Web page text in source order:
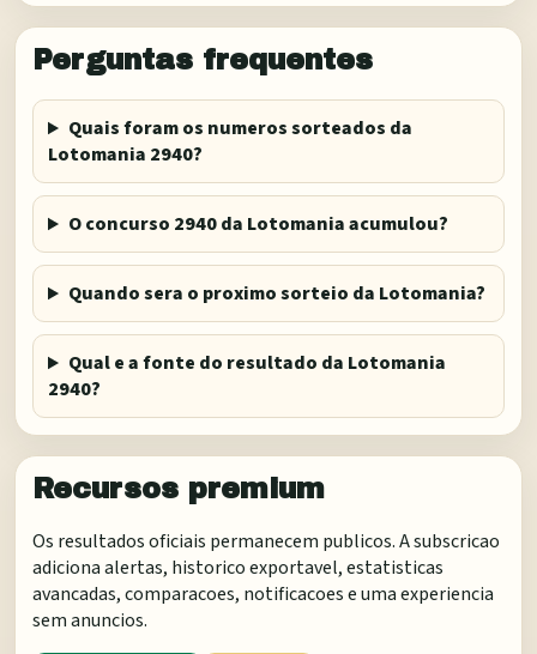
Perguntas frequentes
Quais foram os numeros sorteados da
Lotomania 2940?
O concurso 2940 da Lotomania acumulou?
Quando sera o proximo sorteio da Lotomania?
Qual e a fonte do resultado da Lotomania
2940?
Recursos premium
Os resultados oficiais permanecem publicos. A subscricao
adiciona alertas, historico exportavel, estatisticas
avancadas, comparacoes, notificacoes e uma experiencia
sem anuncios.